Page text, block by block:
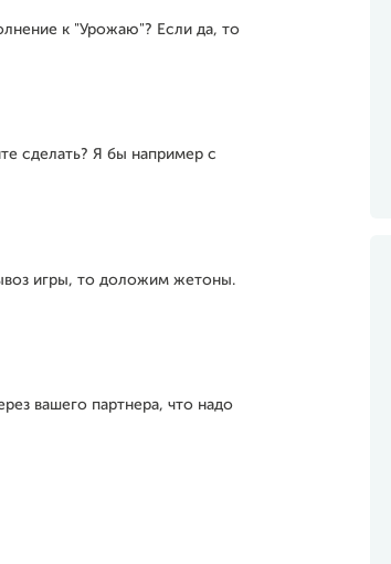
к "Урожаю"? Если да, то
сделать? Я бы например с
игры, то доложим жетоны.
вашего партнера, что надо